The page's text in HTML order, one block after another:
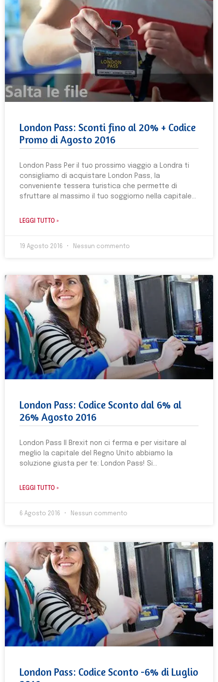
London Pass: Sconti fino al 20% + Codice
Promo di Agosto 2016
London Pass Per il tuo prossimo viaggio a Londra ti
consigliamo di acquistare London Pass, la
conveniente tessera turistica che permette di
sfruttare al massimo il tuo soggiorno nella capitale
LEGGI TUTTO »
19 Agosto 2016 Nessun commento
London Pass: Codice Sconto dal 6% al
26% Agosto 2016
London Pass Il Brexit non ci ferma e per visitare al
meglio la capitale del Regno Unito abbiamo la
soluzione giusta per te: London Pass! Si
LEGGI TUTTO »
6 Agosto 2016 Nessun commento
London Pass: Codice Sconto -6% di Luglio